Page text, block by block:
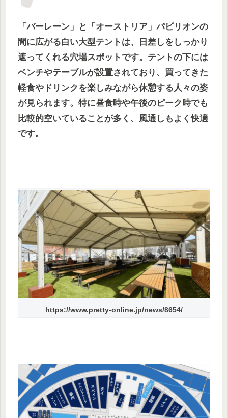
「バーレーン」と「オーストリア」パビリオンの
間に広がる白い大型テントは、日差しをしっかり
遮ってくれる穴場スポットです。テントの下には
ベンチやテーブルが設置されており、買ってきた
軽食やドリンクを楽しみながら休憩する人々の姿
が見られます。特に昼食時や午後のピーク時でも
比較的空いていることが多く、風通しもよく快適
です。
https://www.pretty-online.jp/news/8654/